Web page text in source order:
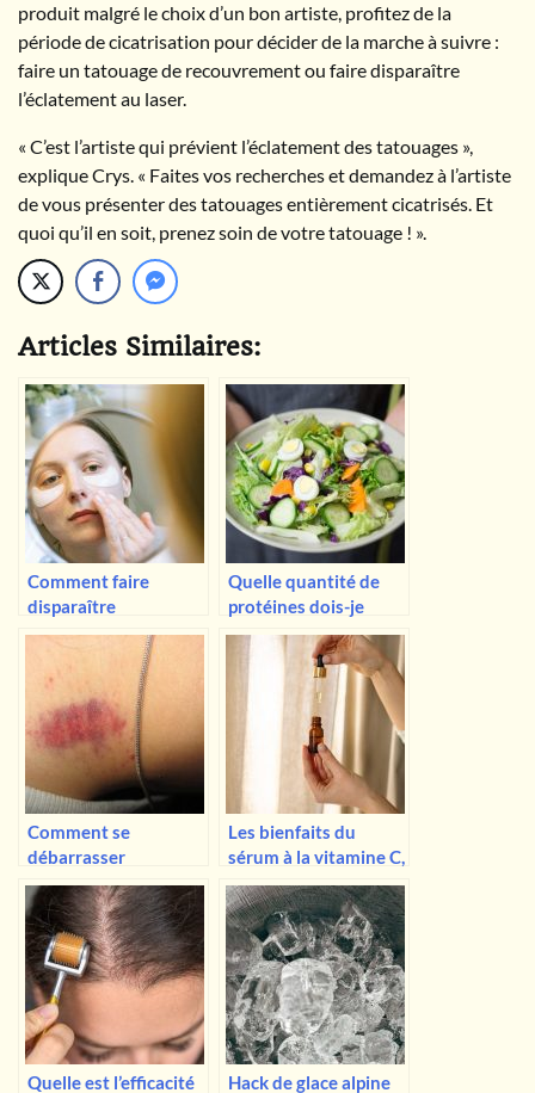
produit malgré le choix d’un bon artiste, profitez de la
période de cicatrisation pour décider de la marche à suivre :
faire un tatouage de recouvrement ou faire disparaître
l’éclatement au laser.
« C’est l’artiste qui prévient l’éclatement des tatouages »,
explique Crys. « Faites vos recherches et demandez à l’artiste
de vous présenter des tatouages entièrement cicatrisés. Et
quoi qu’il en soit, prenez soin de votre tatouage ! ».
Articles Similaires:
Comment faire
disparaître
définitivement les
cernes sous les yeux ?
Quelle quantité de
protéines dois-je
consommer pour
perdre du poids ?
Comment se
débarrasser
rapidement d’un
suçon !
Les bienfaits du
sérum à la vitamine C,
ce qu’il faut savoir ?
Quelle est l’efficacité
Hack de glace alpine